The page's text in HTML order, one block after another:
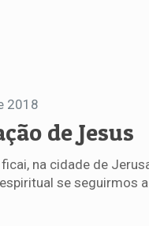
2018
de Jesus
na cidade de
se seguirmos